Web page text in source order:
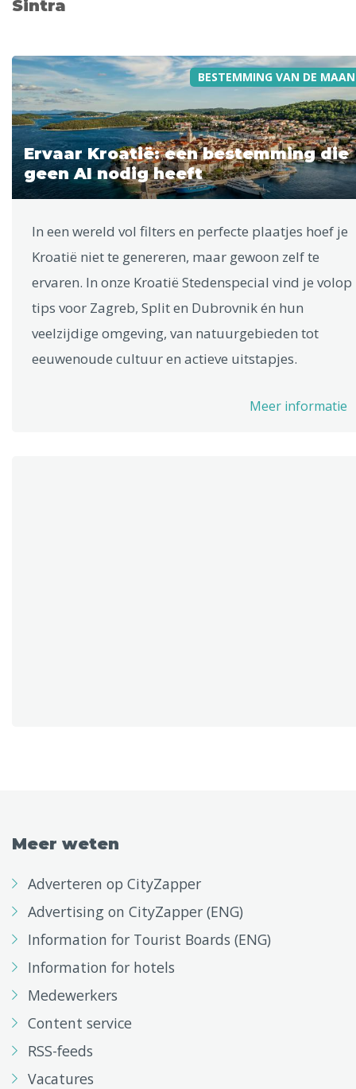
Sintra
BESTEMMING VAN DE
Ervaar Kroatië: een bestemming die
geen AI nodig heeft
In een wereld vol filters en perfecte plaatjes hoef je
Kroatië niet te genereren, maar gewoon zelf te
ervaren. In onze Kroatië Stedenspecial vind je volop
tips voor Zagreb, Split en Dubrovnik én hun
veelzijdige omgeving, van natuurgebieden tot
eeuwenoude cultuur en actieve uitstapjes.
Meer informatie
Meer weten
Adverteren op CityZapper
Advertising on CityZapper (ENG)
Information for Tourist Boards (ENG)
Information for hotels
Medewerkers
Content service
RSS-feeds
Vacatures